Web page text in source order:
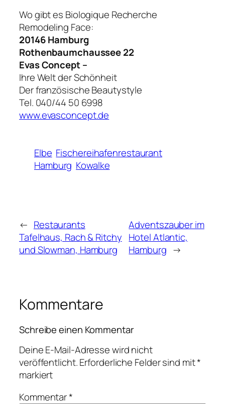
Wo gibt es Biologique Recherche
Remodeling Face:
20146 Hamburg
Rothenbaumchaussee 22
Evas Concept –
Ihre Welt der Schönheit
Der französische Beautystyle
Tel. 040/44 50 6998
www.evasconcept.de
Elbe Fischereihafenrestaurant
Hamburg Kowalke
← Restaurants
Tafelhaus, Rach & Ritchy
und Slowman, Hamburg
Adventszauber im
Hotel Atlantic,
Hamburg →
Kommentare
Schreibe einen Kommentar
Deine E-Mail-Adresse wird nicht
veröffentlicht.Erforderliche Felder sind mit*
markiert
Kommentar*